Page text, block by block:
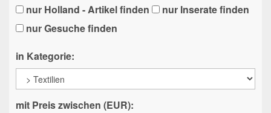
nur Holland - Artikel finden
nur Inserate finden
nur Gesuche finden
in Kategorie:
mit Preis zwischen (EUR):